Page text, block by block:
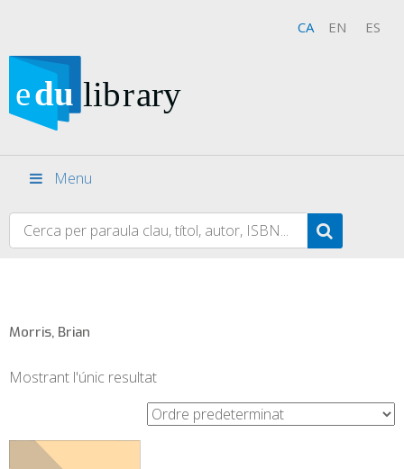
CA EN ES
Menu
Morris, Brian
Mostrant l'únic resultat